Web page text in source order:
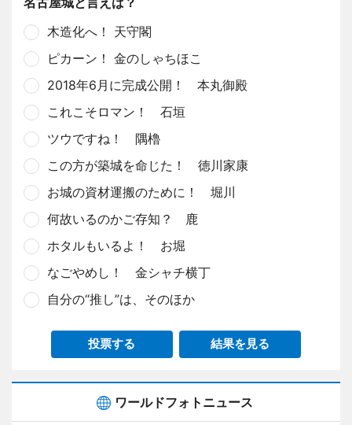
木造化へ！ 天守閣
ピカーン！ 金のしゃちほこ
2018年6月に完成公開！ 本丸御殿
これこそロマン！ 石垣
ツウですね！ 隅櫓
この方が築城を命じた！ 徳川家康
お城の資材運搬のために！ 堀川
何故いるのかご存知？ 鹿
ホタルもいるよ！ お堀
なごやめし！ 金シャチ横丁
自分の“推し”は、そのほか
投票する 結果を見る
ワールドフォトニュース